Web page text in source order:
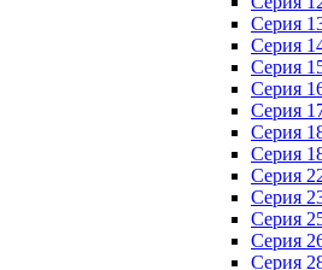
Серия
Серия
Серия
Серия
Серия
Серия
Серия
Серия
Серия
Серия
Серия
Серия